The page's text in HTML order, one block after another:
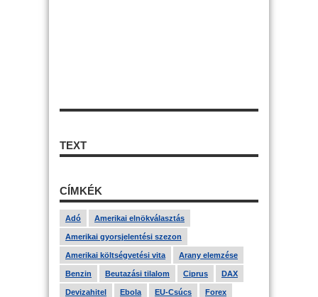
TEXT
CÍMKÉK
Adó Amerikai elnökválasztás
Amerikai gyorsjelentési szezon
Amerikai költségvetési vita Arany elemzése
Benzin Beutazási tilalom Ciprus DAX
Devizahitel Ebola EU-Csúcs Forex